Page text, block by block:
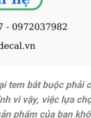
tem bắt buộc
vì vậy, việc lựa
phẩm của bạn